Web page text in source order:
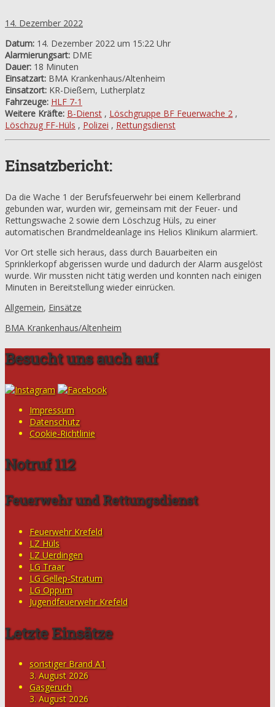
14. Dezember 2022
Datum: 14. Dezember 2022 um 15:22 Uhr
Alarmierungsart: DME
Dauer: 18 Minuten
Einsatzart: BMA Krankenhaus/Altenheim
Einsatzort: KR-Dießem, Lutherplatz
Fahrzeuge: HLF 7-1
Weitere Kräfte: B-Dienst , Löschgruppe BF Feuerwache 2 ,
Löschzug FF-Hüls , Polizei , Rettungsdienst
Einsatzbericht:
Da die Wache 1 der Berufsfeuerwehr bei einem Kellerbrand
gebunden war, wurden wir, gemeinsam mit der Feuer- und
Rettungswache 2 sowie dem Löschzug Hüls, zu einer
automatischen Brandmeldeanlage ins Helios Klinikum alarmiert.
Vor Ort stelle sich heraus, dass durch Bauarbeiten ein
Sprinklerkopf abgerissen wurde und dadurch der Alarm ausgelöst
wurde. Wir mussten nicht tätig werden und konnten nach einigen
Minuten in Bereitstellung wieder einrücken.
Allgemein, Einsätze
BMA Krankenhaus/Altenheim
Besucht uns auch auf
Impressum
Datenschutz
Cookie-Richtlinie
Notruf 112
Feuerwehr und Rettungsdienst
Feuerwehr Krefeld
LZ Hüls
LZ Uerdingen
LG Traar
LG Gellep-Stratum
LG Oppum
Jugendfeuerwehr Krefeld
Letzte Einsätze
sonstiger Brand A1
3. August 2026
Gasgeruch
3. August 2026